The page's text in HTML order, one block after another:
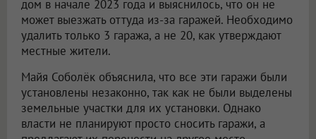
дом в начале 2023 года и выяснилось, что он не
может выезжать оттуда из-за гаражей. Необходимо
удалить только 3 гаража, а не 20, как утверждают
местные жители.
Майя Соболёк объяснила, что все эти гаражи были
установлены незаконно, так как не были выделены
земельные участки для их установки. Однако
власти не планируют просто сносить гаражи, а